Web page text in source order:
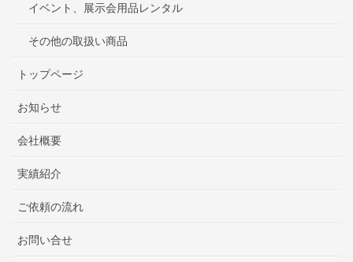
イベント、展示会用品レンタル
その他の取扱い商品
トップページ
お知らせ
会社概要
実績紹介
ご依頼の流れ
お問い合せ